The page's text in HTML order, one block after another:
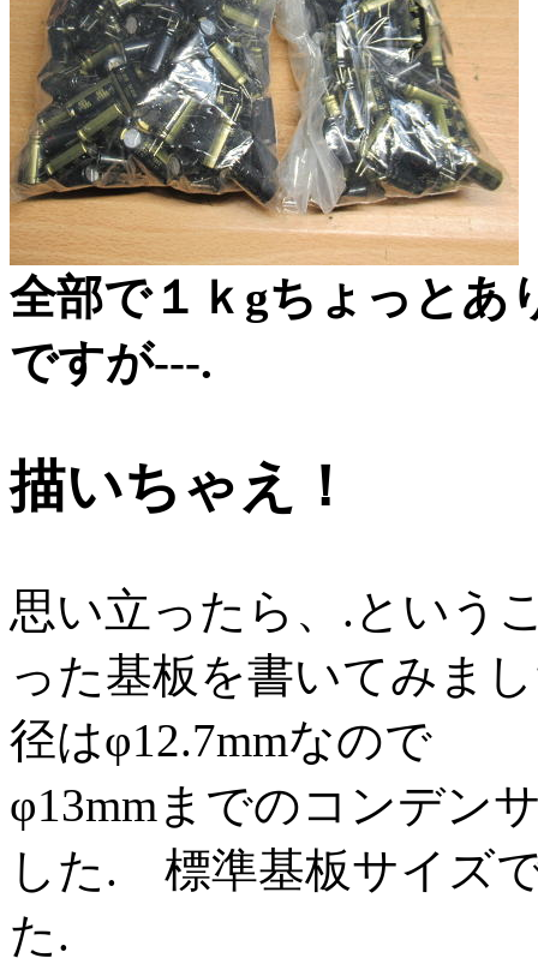
全部で１ｋgちょっと
ですが---.
描いちゃえ！
思い立ったら、.という
った基板を書いてみま
径はφ12.7mmなので
φ13mmまでのコンデン
した. 標準基板サイズ
た.